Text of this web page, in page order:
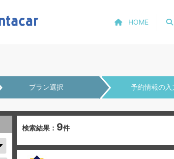
HOME
プラン選択 予約情報の入
検索結果： 9件